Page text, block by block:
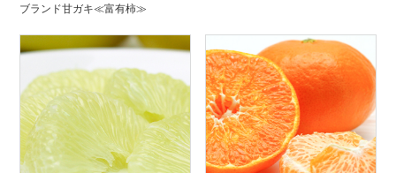
ブランド甘ガキ≪富有柿≫